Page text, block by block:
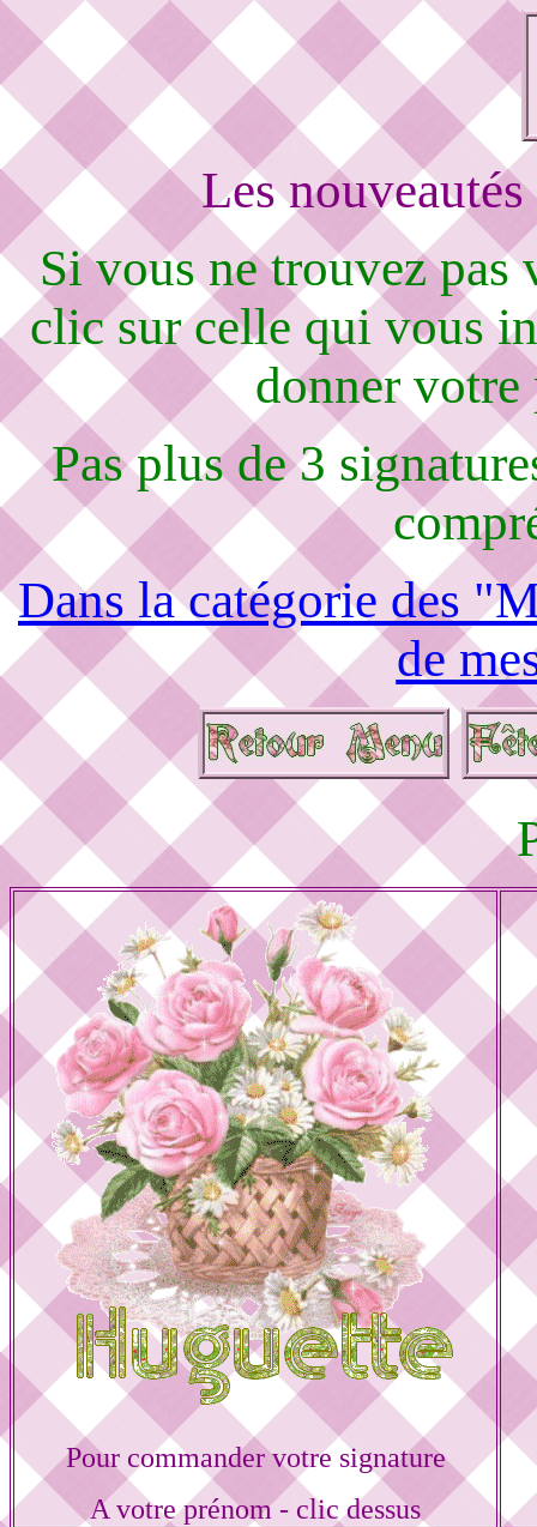
Les
Si vous ne trouvez pas
clic sur celle qui vous
donner votre
Pas plus de 3
Dans la catégorie des
de
Pour commander votre signature
A votre prénom - clic dessus